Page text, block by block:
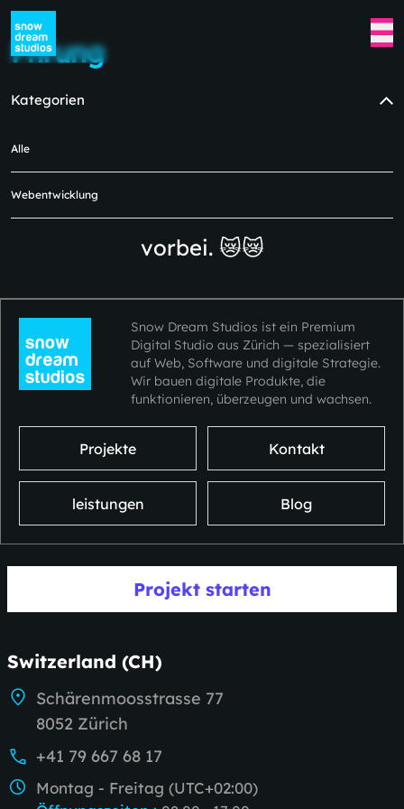
Fhrung
keine Blogs verfügbar.
Bitte schauen Sie später wieder
vorbei. 😿😿
Kategorien
Alle
Webentwicklung
Snow Dream Studios ist ein Premium
Digital Studio aus Zürich — spezialisiert
auf Web, Software und digitale Strategie.
Wir bauen digitale Produkte, die
funktionieren, überzeugen und wachsen.
Projekte Kontakt
leistungen Blog
Projekt starten
Switzerland (CH)
Schärenmoosstrasse 77
8052 Zürich
+41 79 667 68 17
Montag - Freitag (UTC+02:00)